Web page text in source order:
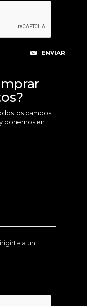
los campos
ponernos en
a un